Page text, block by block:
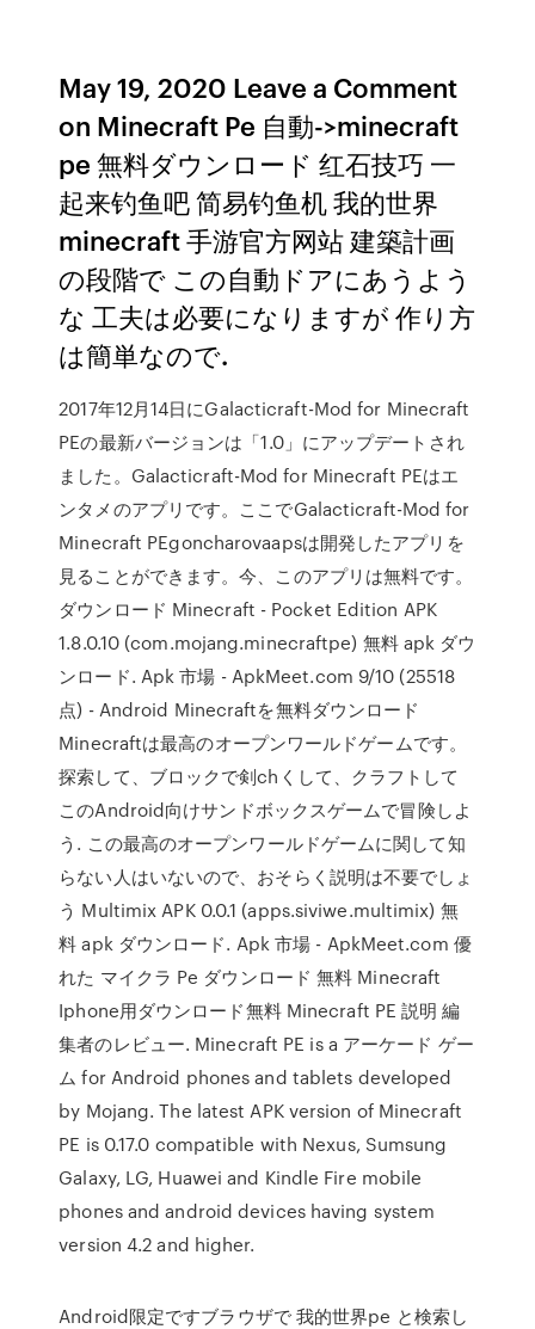
May 19, 2020 Leave a Comment
on Minecraft Pe 自動->minecraft
pe 無料ダウンロード 红石技巧 一
起来钓鱼吧 简易钓鱼机 我的世界
minecraft 手游官方网站 建築計画
の段階で この自動ドアにあうよう
な 工夫は必要になりますが 作り方
は簡単なので.
2017年12月14日にGalacticraft-Mod for Minecraft
PEの最新バージョンは「1.0」にアップデートされ
ました。Galacticraft-Mod for Minecraft PEはエ
ンタメのアプリです。ここでGalacticraft-Mod for
Minecraft PEgoncharovaapsは開発したアプリを
見ることができます。今、このアプリは無料です。
ダウンロード Minecraft - Pocket Edition APK
1.8.0.10 (com.mojang.minecraftpe) 無料 apk ダウ
ンロード. Apk 市場 - ApkMeet.com 9/10 (25518
点) - Android Minecraftを無料ダウンロード
Minecraftは最高のオープンワールドゲームです。
探索して、ブロックで剣chくして、クラフトして
このAndroid向けサンドボックスゲームで冒険しよ
う. この最高のオープンワールドゲームに関して知
らない人はいないので、おそらく説明は不要でしょ
う Multimix APK 0.0.1 (apps.siviwe.multimix) 無
料 apk ダウンロード. Apk 市場 - ApkMeet.com 優
れた マイクラ Pe ダウンロード 無料 Minecraft
Iphone用ダウンロード無料 Minecraft PE 説明 編
集者のレビュー. Minecraft PE is a アーケード ゲー
ム for Android phones and tablets developed
by Mojang. The latest APK version of Minecraft
PE is 0.17.0 compatible with Nexus, Sumsung
Galaxy, LG, Huawei and Kindle Fire mobile
phones and android devices having system
version 4.2 and higher.
Android限定ですブラウザで 我的世界pe と検索し